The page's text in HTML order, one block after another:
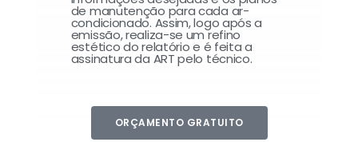
de manutenção para cada ar-
condicionado. Assim, logo após a
emissão, realiza-se um refino
estético do relatório e é feita a
assinatura da ART pelo técnico.
ORÇAMENTO GRATUITO